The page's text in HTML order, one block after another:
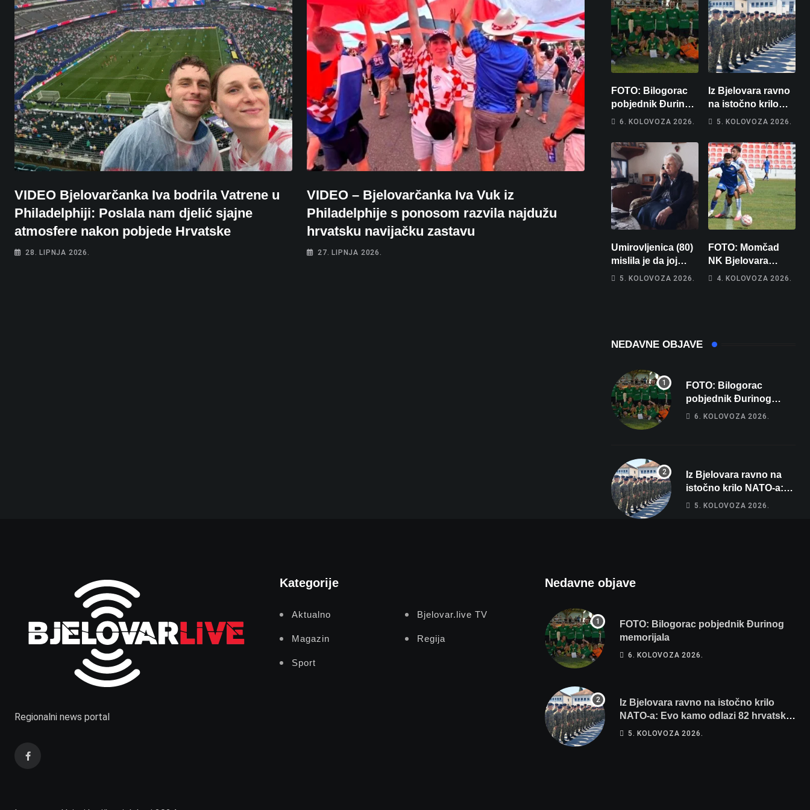
VIDEO Bjelovarčanka Iva bodrila Vatrene u
Philadelphiji: Poslala nam djelić sjajne
atmosfere nakon pobjede Hrvatske
28. LIPNJA 2026.
VIDEO – Bjelovarčanka Iva Vuk iz
Philadelphije s ponosom razvila najdužu
hrvatsku navijačku zastavu
27. LIPNJA 2026.
FOTO: Bilogorac
pobjednik Đurinog
memorijala
6. KOLOVOZA 2026.
Iz Bjelovara ravno
na istočno krilo
NATO-a: Evo kamo
vojnika i 6
vojnikinja
5. KOLOVOZA 2026.
Umirovljenica (80)
mislila je da joj
piše kći pa ostala
5. KOLOVOZA 2026.
FOTO: Momčad
NK Bjelovara
poprima jesenski
4. KOLOVOZA 2026.
NEDAVNE OBJAVE
FOTO: Bilogorac
pobjednik Đurinog
memorijala
6. KOLOVOZA 2026.
Iz Bjelovara ravno na
istočno krilo NATO-a:
Evo kamo odlazi 82
5. KOLOVOZA 2026.
Regionalni news portal
Kategorije
Aktualno Bjelovar.live TV
Magazin Regija
Sport
Nedavne objave
FOTO: Bilogorac pobjednik Đurinog
memorijala
6. KOLOVOZA 2026.
Iz Bjelovara ravno na istočno krilo
NATO-a: Evo kamo odlazi 82 hrvatska
vojnika i 6 vojnikinja
5. KOLOVOZA 2026.